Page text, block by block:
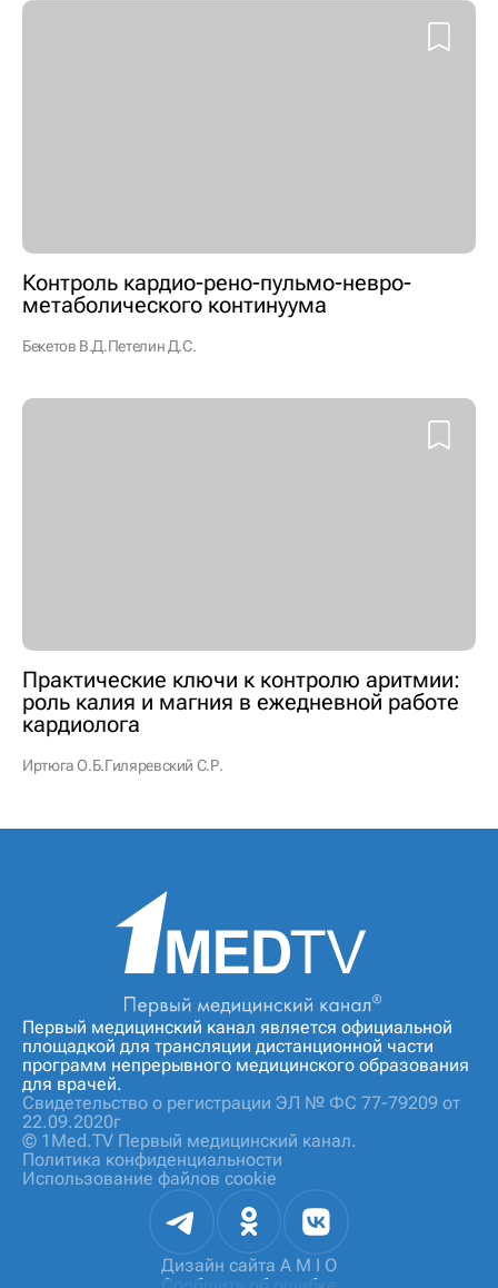
Контроль кардио-рено-пульмо-невро-
метаболического континуума
Бекетов В.Д.Петелин Д.С.
Практические ключи к контролю аритмии:
роль калия и магния в ежедневной работе
кардиолога
Иртюга О.Б.Гиляревский С.Р.
Первый медицинский канал является официальной
площадкой для трансляции дистанционной части
программ непрерывного медицинского образования
для врачей.
Свидетельство о регистрации ЭЛ № ФС 77-79209 от
22.09.2020г
© 1Med.TV Первый медицинский канал.
Политика конфиденциальности
Использование файлов cookie
Дизайн сайта A M I O